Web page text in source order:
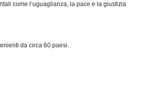
come l’uguaglianza, la pace e la giustizia
da circa 60 paesi.